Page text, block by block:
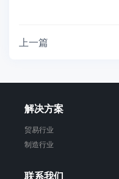
上一篇
解决方案
贸易行业
制造行业
联系我们